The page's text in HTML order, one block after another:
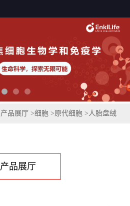
产品展厅 >细胞 >原代细胞 >人胎盘绒
产品展厅